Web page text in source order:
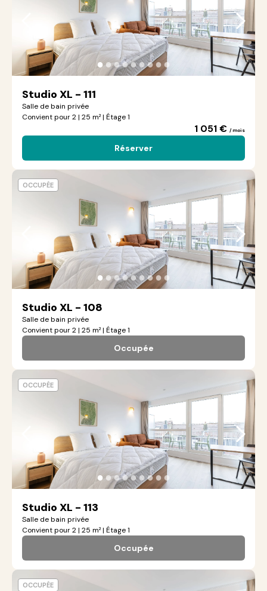
● ●●●●●●●●
Studio XL - 111
Salle de bain privée
Convient pour 2 | 25 m² | Étage 1
1 051 € / mois
Réserver
● ●●●●●●●●
Studio XL - 108
Salle de bain privée
Convient pour 2 | 25 m² | Étage 1
Occupée
OCCUPÉE
● ●●●●●●●●
Studio XL - 113
Salle de bain privée
Convient pour 2 | 25 m² | Étage 1
Occupée
OCCUPÉE
OCCUPÉE